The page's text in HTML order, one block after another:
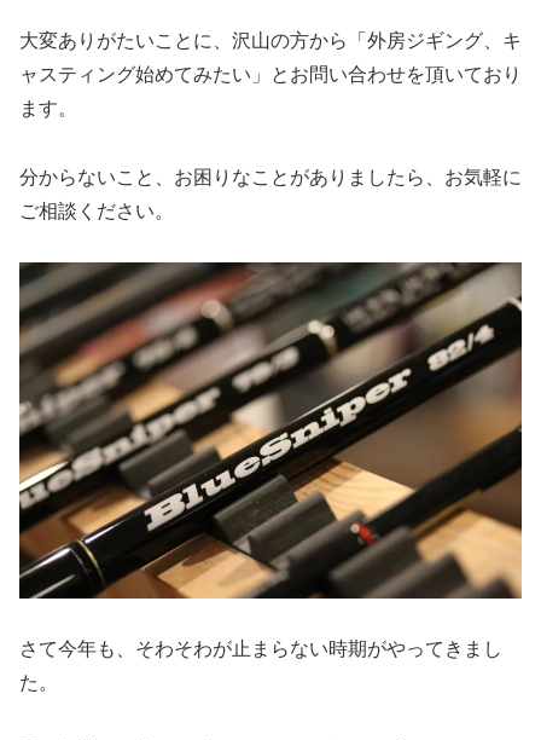
大変ありがたいことに、沢山の方から「外房ジギング、キ
ャスティング始めてみたい」とお問い合わせを頂いており
ます。
分からないこと、お困りなことがありましたら、お気軽に
ご相談ください。
さて今年も、そわそわが止まらない時期がやってきまし
た。